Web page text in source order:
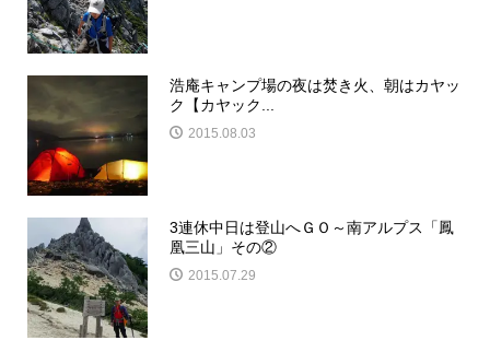
浩庵キャンプ場の夜は焚き火、朝はカヤッ
ク【カヤック...
2015.08.03
3連休中日は登山へＧＯ～南アルプス「鳳
凰三山」その②
2015.07.29